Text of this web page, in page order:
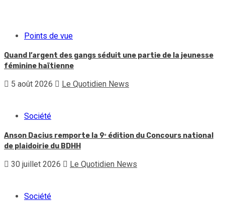
Points de vue
Quand l’argent des gangs séduit une partie de la jeunesse
féminine haïtienne
5 août 2026 Le Quotidien News
Société
Anson Dacius remporte la 9ᵉ édition du Concours national
de plaidoirie du BDHH
30 juillet 2026 Le Quotidien News
Société